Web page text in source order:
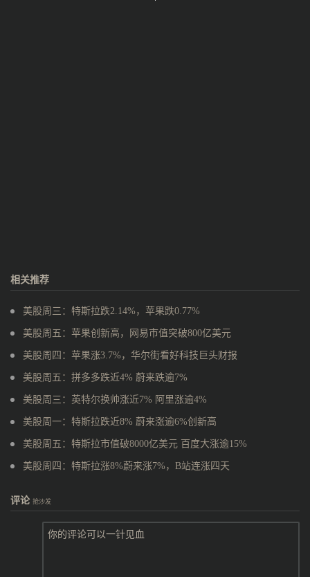
相关推荐
美股周三：特斯拉跌2.14%，苹果跌0.77%
美股周五：苹果创新高，网易市值突破800亿美元
美股周四：苹果涨3.7%，华尔街看好科技巨头财报
美股周五：拼多多跌近4% 蔚来跌逾7%
美股周三：英特尔换帅涨近7% 阿里涨逾4%
美股周一：特斯拉跌近8% 蔚来涨逾6%创新高
美股周五：特斯拉市值破8000亿美元 百度大涨逾15%
美股周四：特斯拉涨8%蔚来涨7%，B站连涨四天
评论 抢沙发